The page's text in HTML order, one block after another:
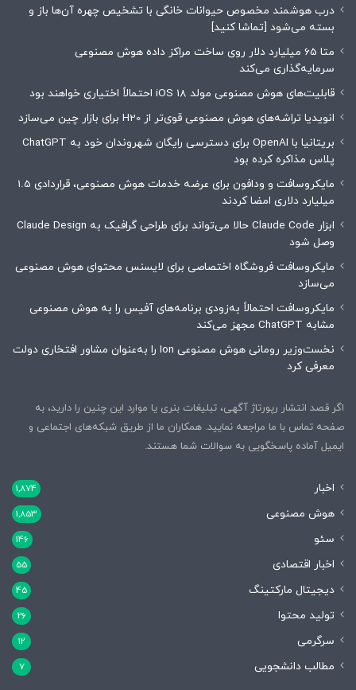
درب هوشمند مخصوص حیوانات خانگی با تشخیص چهره آن‌ها باز و
بسته می‌شود [تماشا کنید]
متا 65 میلیارد دلار روی ساخت مراکز داده هوش مصنوعی
سرمایه‌گذاری می‌کند
قابلیت‌های هوش مصنوعی مولد iOS 18 احتمالاً اختیاری خواهند بود
انویدیا تراشه‌های هوش مصنوعی قوی‌تر از H20 برای بازار چین می‌سازد
بریتانیا با OpenAI برای دسترسی رایگان شهروندان خود به ChatGPT
پلاس مذاکره کرده بود
مایکروسافت و ودافون برای عرضه خدمات هوش مصنوعی، قراردادی 1.5
میلیارد دلاری امضا کردند
ابزار Claude Code حالا می‌تواند برای طراحی گرافیک به Claude Design
وصل شود
مایکروسافت فروشگاه اختصاصی برای لایسنس محتوای هوش مصنوعی
می‌سازد
مایکروسافت احتمالاً به‌زودی برنامه‌های آفیس را به هوش مصنوعی
مشابه ChatGPT مجهز می‌کند
نخست‌وزیر رومانی هوش مصنوعی Ion را به‌عنوان مشاور افتخاری دولت
معرفی کرد
اگر قصد انتشار رپورتاژ آگهی، تبلیغات بنری یا موارد این چنین را دارید، به
صفحه تماس با ما مراجعه نمایید. همکاران ما از طریق شبکه‌های اجتماعی و
ایمیل آماده پاسخگویی به سوالات شما هستند.
اخبار 1,874
هوش مصنوعی 1,853
سئو 146
اخبار اقتصادی 55
دیجیتال مارکتینگ 45
تولید محتوا 26
سرگرمی 12
مطالب دانشجویی 7